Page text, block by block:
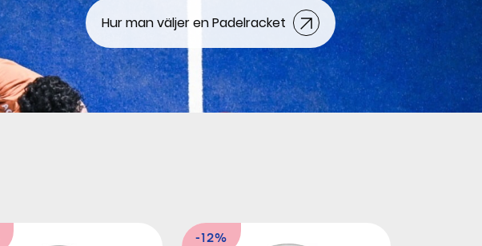
Hur man väljer en Padelracket
-12%